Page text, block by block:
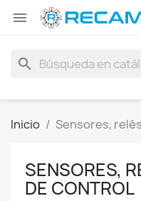

search
Inicio Sensores,
SENSORES,
DE CONTROL